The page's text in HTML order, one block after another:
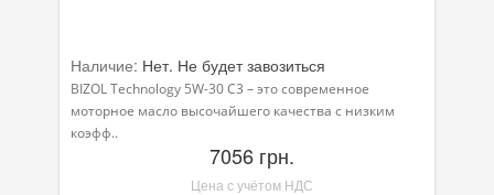
Наличие: Нет. Не будет завозиться
BIZOL Technology 5W-30 C3 – это современное
моторное масло высочайшего качества с низким
коэфф..
7056 грн.
Цена с учётом НДС